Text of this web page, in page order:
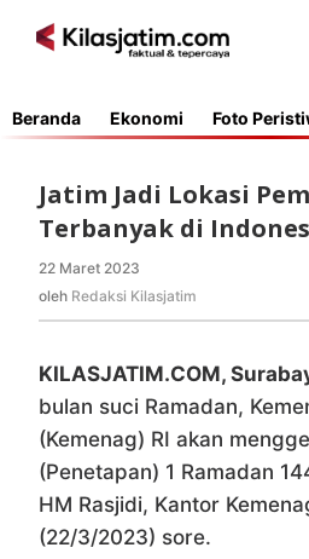
Beranda Ekonomi Foto
Jatim Jadi Lokasi
Terbanyak di
22 Maret 2023
Redaksi
oleh Redaksi Kilasjatim
KILASJATIM.COM,
bulan suci Ramadan,
(Kemenag) RI akan
(Penetapan) 1 Ramadan
HM Rasjidi, Kantor
(22/3/2023) sore.